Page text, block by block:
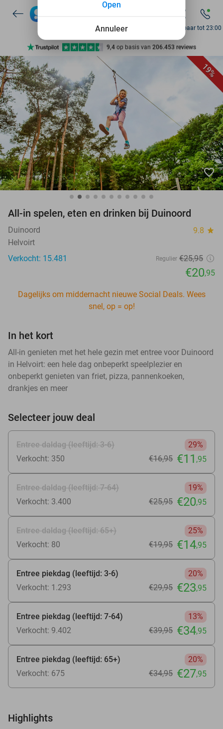
7 dagen per week beschikbaar
10+ miljoen leden
9,4 op basis van 206.453 reviews
Ontdek 15.000+ deals
7 dagen per week beschikbaar
10+ miljoen leden
Bereikbaar tot 23:00
19%
favorite_border
All-in spelen, eten en drinken bij Duinoord
Duinoord 9.8 star
Helvoirt
Verkocht: 15.481
Regulier €25,95
€20,95
Dagelijks om middernacht nieuwe Social Deals. Wees
snel, op = op!
In het kort
All-in genieten met het hele gezin met entree voor Duinoord
in Helvoirt: een hele dag onbeperkt speelplezier en
onbeperkt genieten van friet, pizza, pannenkoeken,
drankjes en meer
Selecteer jouw deal
Entree daldag (leeftijd: 3-6)
29%
Verkocht: 350
€16,95 €11 ,95
Entree daldag (leeftijd: 7-64)
19%
Verkocht: 3.400
€25,95 €20,95
Entree daldag (leeftijd: 65+)
25%
Verkocht: 80
€19,95 €14,95
Entree piekdag (leeftijd: 3-6)
20%
Verkocht: 1.293
€29,95 €23,95
Entree piekdag (leeftijd: 7-64)
13%
Verkocht: 9.402
€39,95 €34,95
Entree piekdag (leeftijd: 65+)
20%
Verkocht: 675
€34,95 €27,95
Highlights
Annuleer
Open